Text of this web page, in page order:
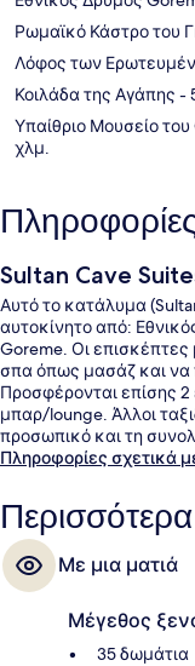
Ρωμαϊκό Κάστρο του
Λόφος των
Κοιλάδα της Αγάπης -
Υπαίθριο Μουσείο
χλμ.
Sultan Cave
Αυτό το κατάλυμα
αυτοκίνητο από:
Goreme. Οι
σπα όπως μασάζ και να
Προσφέρονται επίσης 2
μπαρ/lounge. Άλλοι
προσωπικό και τη
Πληροφορίες σχετικά
Με μια ματιά
Μέγεθος
35 δωμάτια